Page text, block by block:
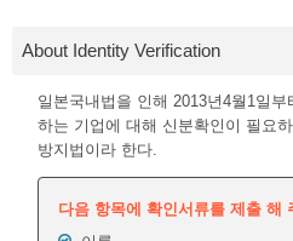
About Identity Verification
일본국내법을 인해 2013년4월1일
하는 기업에 대해 신분확인이 필요
방지법이라 한다.
다음 항목에 확인서류를 제출 해